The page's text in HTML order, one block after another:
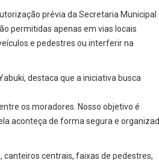
prévia da Secretaria Municipal
permitidas apenas em vias locais
e pedestres ou interferir na
destaca que a iniciativa busca
os moradores. Nosso objetivo é
aconteça de forma segura e
centrais, faixas de pedestres,